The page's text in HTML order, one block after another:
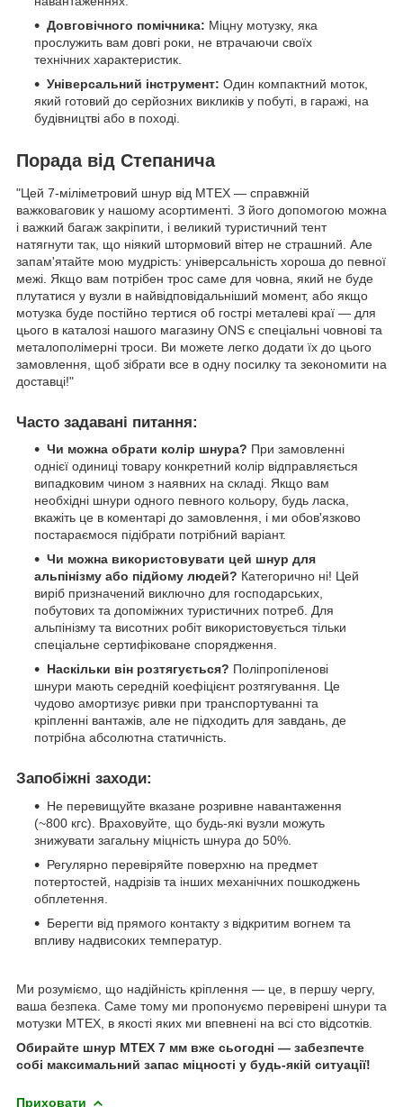
Довговічного помічника: Міцну мотузку, яка
прослужить вам довгі роки, не втрачаючи своїх
технічних характеристик.
Універсальний інструмент: Один компактний моток,
який готовий до серйозних викликів у побуті, в гаражі, на
будівництві або в поході.
Порада від Степанича
"Цей 7-міліметровий шнур від MTEX — справжній
важковаговик у нашому асортименті. З його допомогою можна
і важкий багаж закріпити, і великий туристичний тент
натягнути так, що ніякий штормовий вітер не страшний. Але
запам'ятайте мою мудрість: універсальність хороша до певної
межі. Якщо вам потрібен трос саме для човна, який не буде
плутатися у вузли в найвідповідальніший момент, або якщо
мотузка буде постійно тертися об гострі металеві краї — для
цього в каталозі нашого магазину ONS є спеціальні човнові та
металополімерні троси. Ви можете легко додати їх до цього
замовлення, щоб зібрати все в одну посилку та зекономити на
доставці!"
Часто задавані питання:
Чи можна обрати колір шнура? При замовленні
однієї одиниці товару конкретний колір відправляється
випадковим чином з наявних на складі. Якщо вам
необхідні шнури одного певного кольору, будь ласка,
вкажіть це в коментарі до замовлення, і ми обов'язково
постараємося підібрати потрібний варіант.
Чи можна використовувати цей шнур для
альпінізму або підйому людей? Категорично ні! Цей
виріб призначений виключно для господарських,
побутових та допоміжних туристичних потреб. Для
альпінізму та висотних робіт використовується тільки
спеціальне сертифіковане спорядження.
Наскільки він розтягується? Поліпропіленові
шнури мають середній коефіцієнт розтягування. Це
чудово амортизує ривки при транспортуванні та
кріпленні вантажів, але не підходить для завдань, де
потрібна абсолютна статичність.
Запобіжні заходи:
Не перевищуйте вказане розривне навантаження
(~800 кгс). Враховуйте, що будь-які вузли можуть
знижувати загальну міцність шнура до 50%.
Регулярно перевіряйте поверхню на предмет
потертостей, надрізів та інших механічних пошкоджень
обплетення.
Берегти від прямого контакту з відкритим вогнем та
впливу надвисоких температур.
Ми розуміємо, що надійність кріплення — це, в першу чергу,
ваша безпека. Саме тому ми пропонуємо перевірені шнури та
мотузки MTEX, в якості яких ми впевнені на всі сто відсотків.
Обирайте шнур MTEX 7 мм вже сьогодні — забезпечте
собі максимальний запас міцності у будь-якій ситуації!
Приховати